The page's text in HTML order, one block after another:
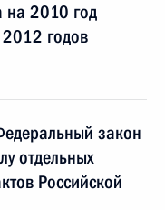
на 2010 год
годов
закон
отдельных
Российской